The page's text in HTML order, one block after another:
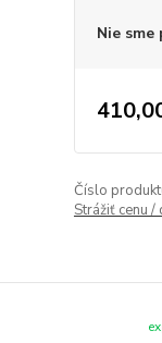
Nie
Číslo
Strážiť cenu